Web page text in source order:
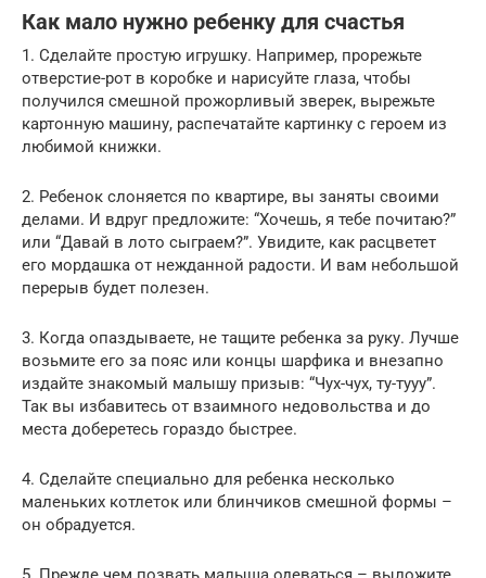
Как мало нужно ребенку для счастья
1. Сделайте простую игрушку. Например, прорежьте
отверстие-рот в коробке и нарисуйте глаза, чтобы
получился смешной прожорливый зверек, вырежьте
картонную машину, распечатайте картинку с героем из
любимой книжки.
2. Ребенок слоняется по квартире, вы заняты своими
делами. И вдруг предложите: “Хочешь, я тебе почитаю?”
или “Давай в лото сыграем?”. Увидите, как расцветет
его мордашка от нежданной радости. И вам небольшой
перерыв будет полезен.
3. Когда опаздываете, не тащите ребенка за руку. Лучше
возьмите его за пояс или концы шарфика и внезапно
издайте знакомый малышу призыв: “Чух-чух, ту-тууу”.
Так вы избавитесь от взаимного недовольства и до
места доберетесь гораздо быстрее.
4. Сделайте специально для ребенка несколько
маленьких котлеток или блинчиков смешной формы –
он обрадуется.